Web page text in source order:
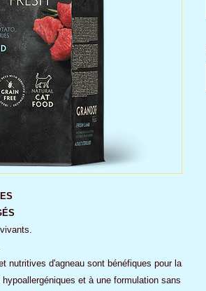
nutritives d'agneau sont bénéfiques pour la
et à une formulation sans